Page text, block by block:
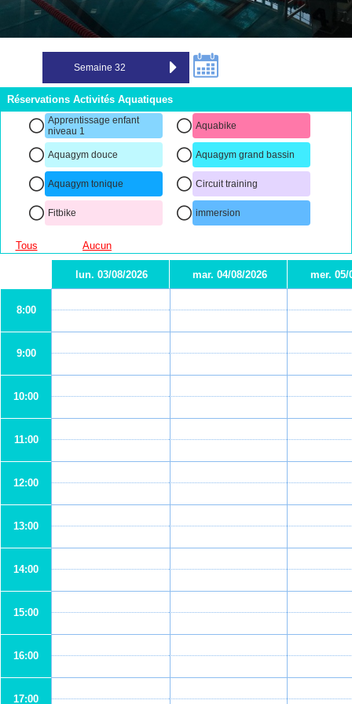
Réservations Activités Aquatiques
Apprentissage enfant
niveau 1
Aquabike
Aquagym douce Aquagym grand bassin
Aquagym tonique Circuit training
Fitbike immersion
Tous Aucun
lun. 03/08/2026 mar. 04/08/2026 mer. 05/
8:00
9:00
10:00
11:00
12:00
13:00
14:00
15:00
16:00
17:00